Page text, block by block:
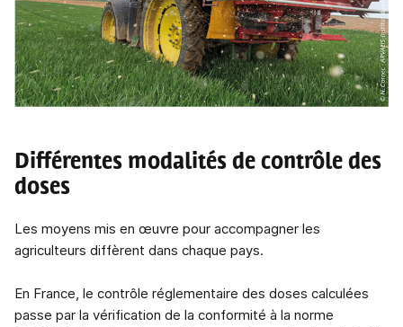
Différentes modalités de contrôle des
doses
Les moyens mis en œuvre pour accompagner les
agriculteurs diffèrent dans chaque pays.
En France, le contrôle réglementaire des doses calculées
passe par la vérification de la conformité à la norme